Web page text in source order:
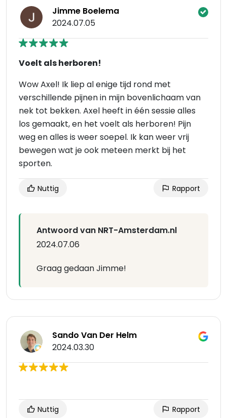
Jimme Boelema
2024.07.05
Voelt als herboren!
Wow Axel! Ik liep al enige tijd rond met
verschillende pijnen in mijn bovenlichaam van
nek tot bekken. Axel heeft in één sessie alles
los gemaakt, en het voelt als herboren! Pijn
weg en alles is weer soepel. Ik kan weer vrij
bewegen wat je ook meteen merkt bij het
sporten.
Nuttig Rapport
Antwoord van NRT-Amsterdam.nl
2024.07.06
Graag gedaan Jimme!
Sando Van Der Helm
2024.03.30
Nuttig Rapport